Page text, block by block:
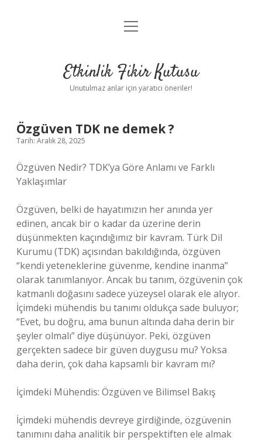
Anasayfa
Yasal Uyarı
menüyü
Etkinlik Fikir Kutusu
Unutulmaz anlar için yaratıcı öneriler!
Özgüven TDK ne demek ?
Tarih: Aralık 28, 2025
Özgüven Nedir? TDK’ya Göre Anlamı ve Farklı
Yaklaşımlar
Özgüven, belki de hayatımızın her anında yer
edinen, ancak bir o kadar da üzerine derin
düşünmekten kaçındığımız bir kavram. Türk Dil
Kurumu (TDK) açısından bakıldığında, özgüven
“kendi yeteneklerine güvenme, kendine inanma”
olarak tanımlanıyor. Ancak bu tanım, özgüvenin çok
katmanlı doğasını sadece yüzeysel olarak ele alıyor.
İçimdeki mühendis bu tanımı oldukça sade buluyor;
“Evet, bu doğru, ama bunun altında daha derin bir
şeyler olmalı” diye düşünüyor. Peki, özgüven
gerçekten sadece bir güven duygusu mu? Yoksa
daha derin, çok daha kapsamlı bir kavram mı?
İçimdeki Mühendis: Özgüven ve Bilimsel Bakış
İçimdeki mühendis devreye girdiğinde, özgüvenin
tanımını daha analitik bir perspektiften ele almak